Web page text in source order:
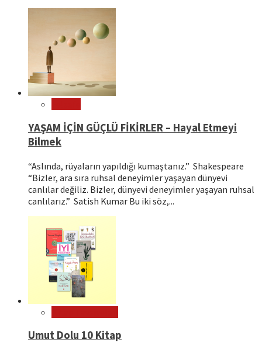
YAŞAM İÇİN GÜÇLÜ FİKİRLER – Hayal Etmeyi
Bilmek
“Aslında, rüyaların yapıldığı kumaştanız.” Shakespeare
“Bizler, ara sıra ruhsal deneyimler yaşayan dünyevi
canlılar değiliz. Bizler, dünyevi deneyimler yaşayan ruhsal
canlılarız.” Satish Kumar Bu iki söz,...
Umut Dolu 10 Kitap